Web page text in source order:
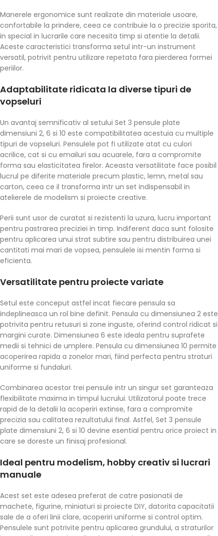
Manerele ergonomice sunt realizate din materiale usoare,
confortabile la prindere, ceea ce contribuie la o precizie sporita,
in special in lucrarile care necesita timp si atentie la detalii.
Aceste caracteristici transforma setul intr-un instrument
versatil, potrivit pentru utilizare repetata fara pierderea formei
periilor.
Adaptabilitate ridicata la diverse tipuri de
vopseluri
Un avantaj semnificativ al setului Set 3 pensule plate
dimensiuni 2, 6 si 10 este compatibilitatea acestuia cu multiple
tipuri de vopseluri. Pensulele pot fi utilizate atat cu culori
acrilice, cat si cu emailuri sau acuarele, fara a compromite
forma sau elasticitatea firelor. Aceasta versatilitate face posibil
lucrul pe diferite materiale precum plastic, lemn, metal sau
carton, ceea ce il transforma intr un set indispensabil in
atelierele de modelism si proiecte creative.
Perii sunt usor de curatat si rezistenti la uzura, lucru important
pentru pastrarea preciziei in timp. Indiferent daca sunt folosite
pentru aplicarea unui strat subtire sau pentru distribuirea unei
cantitati mai mari de vopsea, pensulele isi mentin forma si
eficienta.
Versatilitate pentru proiecte variate
Setul este conceput astfel incat fiecare pensula sa
indeplineasca un rol bine definit. Pensula cu dimensiunea 2 este
potrivita pentru retusuri si zone inguste, oferind control ridicat si
margini curate. Dimensiunea 6 este ideala pentru suprafete
medii si tehnici de umplere. Pensula cu dimensiunea 10 permite
acoperirea rapida a zonelor mari, fiind perfecta pentru straturi
uniforme si fundaluri.
Combinarea acestor trei pensule intr un singur set garanteaza
flexibilitate maxima in timpul lucrului. Utilizatorul poate trece
rapid de la detalii la acoperiri extinse, fara a compromite
precizia sau calitatea rezultatului final. Astfel, Set 3 pensule
plate dimensiuni 2, 6 si 10 devine esential pentru orice proiect in
care se doreste un finisaj profesional.
Ideal pentru modelism, hobby creativ si lucrari
manuale
Acest set este adesea preferat de catre pasionatii de
machete, figurine, miniaturi si proiecte DIY, datorita capacitatii
sale de a oferi linii clare, acoperiri uniforme si control optim.
Pensulele sunt potrivite pentru aplicarea grundului, a straturilor